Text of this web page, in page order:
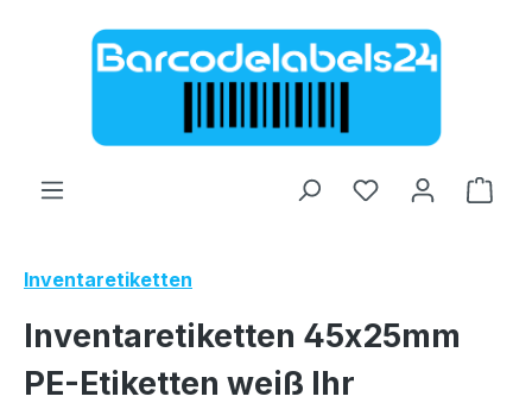
Zum Hauptinhalt springen
Inventaretiketten
Inventaretiketten 45x25mm
PE-Etiketten weiß Ihr